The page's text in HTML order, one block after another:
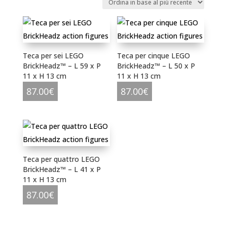
base
al
recente
Teca per sei LEGO
BrickHeadz™ – L 59 x P
11 x H 13 cm
87.00€
Teca per cinque LEGO
BrickHeadz™ – L 50 x P
11 x H 13 cm
87.00€
Teca per quattro LEGO
BrickHeadz™ – L 41 x P
11 x H 13 cm
87.00€